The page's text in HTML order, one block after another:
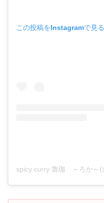
この投稿をInstagramで見る